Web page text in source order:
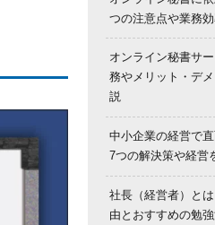
つの注意点や業務
オンライン秘書サ
務やメリット・デ
説
中小企業の経営で
7つの解決策や経営
社長（経営者）と
由とおすすめの勉